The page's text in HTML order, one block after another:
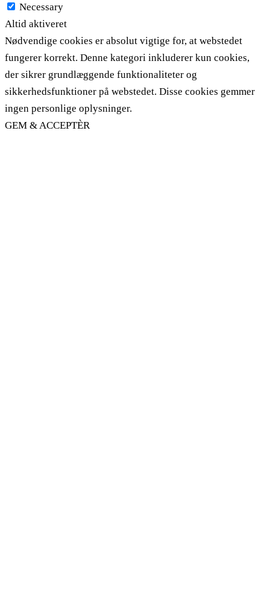
Necessary
Altid aktiveret
Nødvendige cookies er absolut vigtige for, at webstedet
fungerer korrekt. Denne kategori inkluderer kun cookies,
der sikrer grundlæggende funktionaliteter og
sikkerhedsfunktioner på webstedet. Disse cookies gemmer
ingen personlige oplysninger.
GEM & ACCEPTÈR